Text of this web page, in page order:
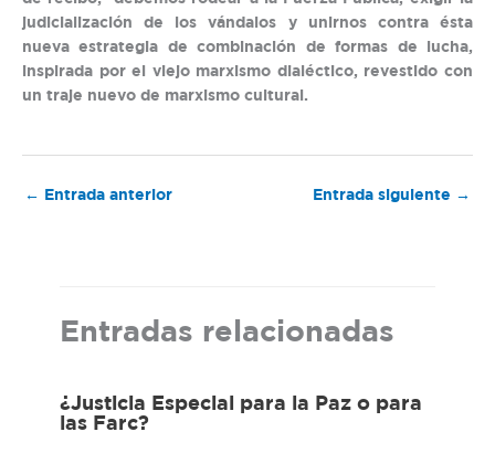
judicialización de los vándalos y unirnos contra ésta
nueva estrategia de combinación de formas de lucha,
inspirada por el viejo marxismo dialéctico, revestido con
un traje nuevo de marxismo cultural.
← Entrada anterior Entrada siguiente →
Entradas relacionadas
¿Justicia Especial para la Paz o para
las Farc?